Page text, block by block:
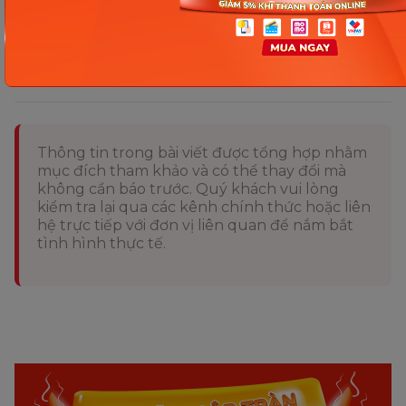
Thông tin trong bài viết được tổng hợp nhằm
mục đích tham khảo và có thể thay đổi mà
không cần báo trước. Quý khách vui lòng
kiểm tra lại qua các kênh chính thức hoặc liên
hệ trực tiếp với đơn vị liên quan để nắm bắt
tình hình thực tế.